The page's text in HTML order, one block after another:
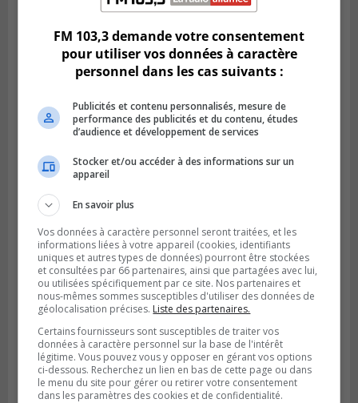
Publié le 1 août 2026 à 16h03
Le Festival Kaput propose des activités
récupératrices
LONGUEUIL
Publié le 31 juillet 2026 à 09h28
Mexique
FM 103,3 demande votre consentement
pour utiliser vos données à caractère
personnel dans les cas suivants :
Publicités et contenu personnalisés, mesure de
performance des publicités et du contenu, études
d’audience et développement de services
Stocker et/ou accéder à des informations sur un
appareil
En savoir plus
Vos données à caractère personnel seront traitées, et les
informations liées à votre appareil (cookies, identifiants
uniques et autres types de données) pourront être stockées
et consultées par 66 partenaires, ainsi que partagées avec lui,
ou utilisées spécifiquement par ce site. Nos partenaires et
nous-mêmes sommes susceptibles d'utiliser des données de
géolocalisation précises. Liste des partenaires.
Certains fournisseurs sont susceptibles de traiter vos
données à caractère personnel sur la base de l'intérêt
légitime. Vous pouvez vous y opposer en gérant vos options
ci-dessous. Recherchez un lien en bas de cette page ou dans
le menu du site pour gérer ou retirer votre consentement
dans les paramètres des cookies et de confidentialité.